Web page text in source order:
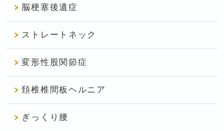
脳梗塞後遺症
ストレートネック
変形性股関節症
頚椎椎間板ヘルニア
ぎっくり腰